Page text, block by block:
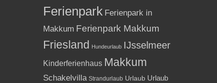
Ferienpark Ferienpark in
Makkum Ferienpark Makkum
Friesland Hundeurlaub IJsselmeer
Kinderferienhaus Makkum
Schakelvilla Strandurlaub Urlaub Urlaub